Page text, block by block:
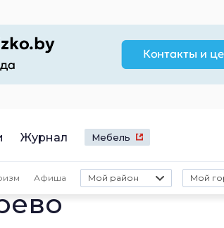
Журнал Мебель
Афиша Мой район Мой